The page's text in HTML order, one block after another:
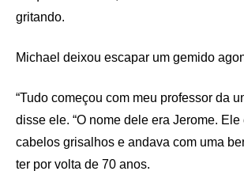
gritando.
Michael deixou escapar um gemido
“Tudo começou com meu professor da
disse ele. “O nome dele era Jerome.
cabelos grisalhos e andava com uma
ter por volta de 70 anos.